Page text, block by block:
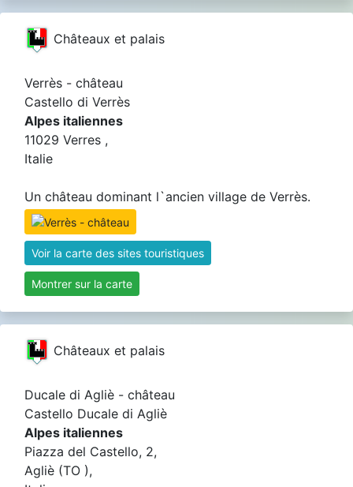
Châteaux et palais
Verrès - château
Castello di Verrès
Alpes italiennes
11029 Verres ,
Italie
Un château dominant l`ancien village de Verrès.
Voir la carte des sites touristiques
Montrer sur la carte
Châteaux et palais
Ducale di Agliè - château
Castello Ducale di Agliè
Alpes italiennes
Piazza del Castello, 2,
Agliè (TO ),